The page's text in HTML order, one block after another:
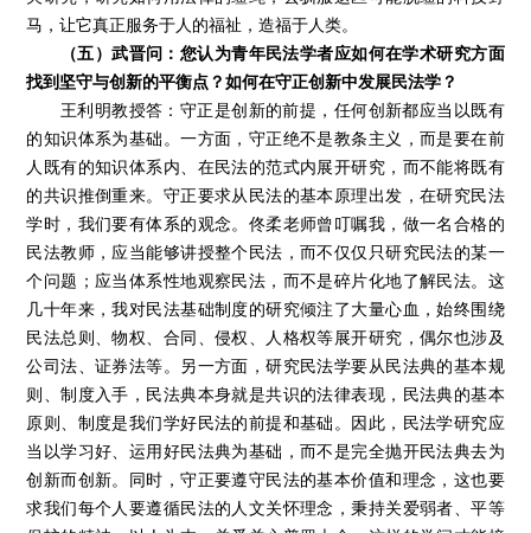
马，让它真正服务于人的福祉，造福于人类。
（五）武晋问：您认为青年民法学者应如何在学术研究方面
找到坚守与创新的平衡点？如何在守正创新中发展民法学？
王利明教授答：守正是创新的前提，任何创新都应当以既有
的知识体系为基础。一方面，守正绝不是教条主义，而是要在前
人既有的知识体系内、在民法的范式内展开研究，而不能将既有
的共识推倒重来。守正要求从民法的基本原理出发，在研究民法
学时，我们要有体系的观念。佟柔老师曾叮嘱我，做一名合格的
民法教师，应当能够讲授整个民法，而不仅仅只研究民法的某一
个问题；应当体系性地观察民法，而不是碎片化地了解民法。这
几十年来，我对民法基础制度的研究倾注了大量心血，始终围绕
民法总则、物权、合同、侵权、人格权等展开研究，偶尔也涉及
公司法、证券法等。另一方面，研究民法学要从民法典的基本规
则、制度入手，民法典本身就是共识的法律表现，民法典的基本
原则、制度是我们学好民法的前提和基础。因此，民法学研究应
当以学习好、运用好民法典为基础，而不是完全抛开民法典去为
创新而创新。同时，守正要遵守民法的基本价值和理念，这也要
求我们每个人要遵循民法的人文关怀理念，秉持关爱弱者、平等